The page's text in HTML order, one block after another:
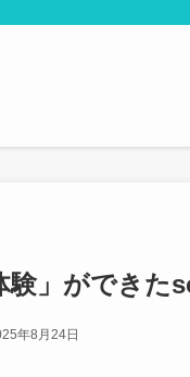
験」ができ
年8月24日